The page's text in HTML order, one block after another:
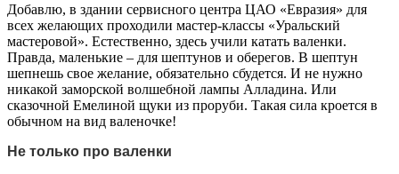
Добавлю, в здании сервисного центра ЦАО «Евразия» для
всех желающих проходили мастер-классы «Уральский
мастеровой». Естественно, здесь учили катать валенки.
Правда, маленькие – для шептунов и оберегов. В шептун
шепнешь свое желание, обязательно сбудется. И не нужно
никакой заморской волшебной лампы Алладина. Или
сказочной Емелиной щуки из проруби. Такая сила кроется в
обычном на вид валеночке!
Не только про валенки